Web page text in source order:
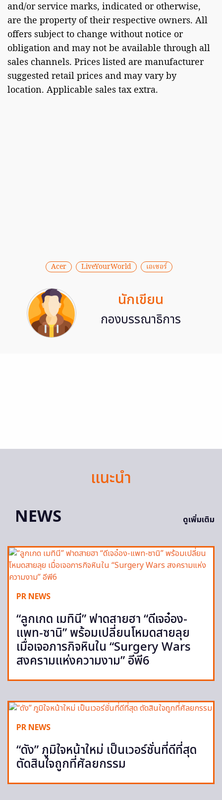
and/or service marks, indicated or otherwise,
are the property of their respective owners. All
offers subject to change without notice or
obligation and may not be available through all
sales channels. Prices listed are manufacturer
suggested retail prices and may vary by
location. Applicable sales tax extra.
Acer LiveYourWorld เอเซอร์
นักเขียน
กองบรรณาธิการ
แนะนำ
NEWS
ดูเพิ่มเติม
PR NEWS
“ลูกเกด เมทินี” ฟาดสายฮา “ดีเจอ๋อง-
แพท-ซานิ” พร้อมเปลี่ยนโหมดสายลุย
เมื่อเจอภารกิจหินใน “Surgery Wars
สงครามแห่งความงาม” อีพี6
PR NEWS
“ดัง” ภูมิใจหน้าใหม่ เป็นเวอร์ชั่นที่ดีที่สุด
ตัดสินใจถูกที่ศัลยกรรม